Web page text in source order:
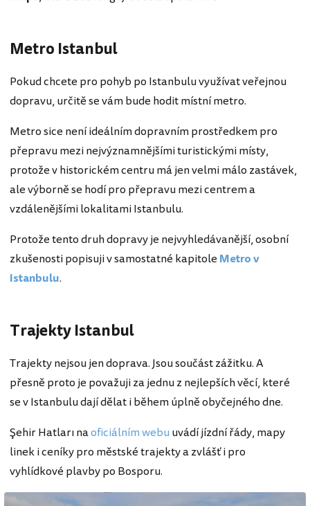
Metro Istanbul
Pokud chcete pro pohyb po Istanbulu využívat veřejnou
dopravu, určitě se vám bude hodit místní metro.
Metro sice není ideálním dopravním prostředkem pro
přepravu mezi nejvýznamnějšími turistickými místy,
protože v historickém centru má jen velmi málo zastávek,
ale výborně se hodí pro přepravu mezi centrem a
vzdálenějšími lokalitami Istanbulu.
Protože tento druh dopravy je nejvyhledávanější, osobní
zkušenosti popisuji v samostatné kapitole Metro v
Istanbulu.
Trajekty Istanbul
Trajekty nejsou jen doprava. Jsou součást zážitku. A
přesně proto je považuji za jednu z nejlepších věcí, které
se v Istanbulu dají dělat i během úplně obyčejného dne.
Şehir Hatları naoficiálním webu uvádí jízdní řády, mapy
linek i ceníky pro městské trajekty a zvlášť i pro
vyhlídkové plavby po Bosporu.